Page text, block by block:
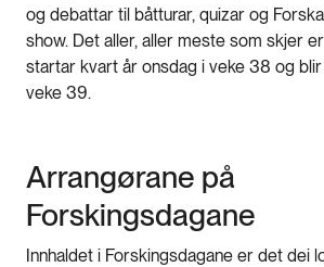
og debattar til båtturar, quizar og
show. Det aller, aller meste som skjer
startar kvart år onsdag i veke 38 og
veke 39.
Arrangørane på
Forskingsdagane
Innhaldet i Forskingsdagane er det dei